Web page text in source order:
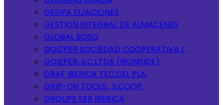
GESIPA FIJACIONES
GESTION INTEGRAL DE ALMACENES
GLOBAL BOSQ
GOIZPER SOCIEDAD COOPERATIVA L
GOIZPER, S.C.LTDA (IRONSIDE)
GRAF IBERICA TEC.DEL PLA.
GRIP-ON TOOLS , S.COOP.
GROUPE SEB IBERICA